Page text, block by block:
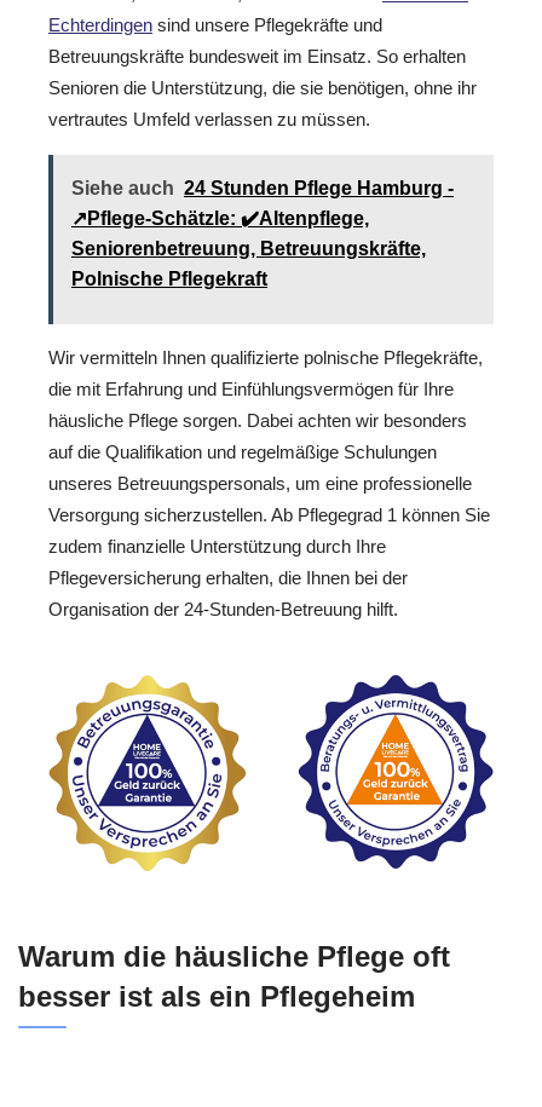
Echterdingen sind unsere Pflegekräfte und
Betreuungskräfte bundesweit im Einsatz. So erhalten
Senioren die Unterstützung, die sie benötigen, ohne ihr
vertrautes Umfeld verlassen zu müssen.
Siehe auch 24 Stunden Pflege Hamburg -
↗️Pflege-Schätzle: ✔️Altenpflege,
Seniorenbetreuung, Betreuungskräfte,
Polnische Pflegekraft
Wir vermitteln Ihnen qualifizierte polnische Pflegekräfte,
die mit Erfahrung und Einfühlungsvermögen für Ihre
häusliche Pflege sorgen. Dabei achten wir besonders
auf die Qualifikation und regelmäßige Schulungen
unseres Betreuungspersonals, um eine professionelle
Versorgung sicherzustellen. Ab Pflegegrad 1 können Sie
zudem finanzielle Unterstützung durch Ihre
Pflegeversicherung erhalten, die Ihnen bei der
Organisation der 24-Stunden-Betreuung hilft.
Warum die häusliche Pflege oft
besser ist als ein Pflegeheim